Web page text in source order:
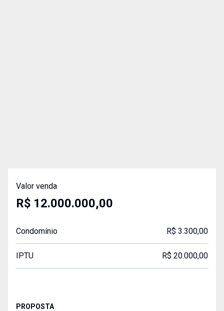
Valor venda
R$ 12.000.000,00
Condomínio R$ 3.300,00
IPTU R$ 20.000,00
PROPOSTA